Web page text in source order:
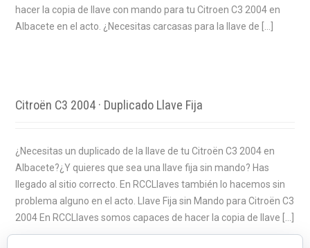
hacer la copia de llave con mando para tu Citroen C3 2004 en
Albacete en el acto. ¿Necesitas carcasas para la llave de […]
Citroën C3 2004 · Duplicado Llave Fija
¿Necesitas un duplicado de la llave de tu Citroën C3 2004 en
Albacete?¿Y quieres que sea una llave fija sin mando? Has
llegado al sitio correcto. En RCCLlaves también lo hacemos sin
problema alguno en el acto. Llave Fija sin Mando para Citroën C3
2004 En RCCLlaves somos capaces de hacer la copia de llave […]